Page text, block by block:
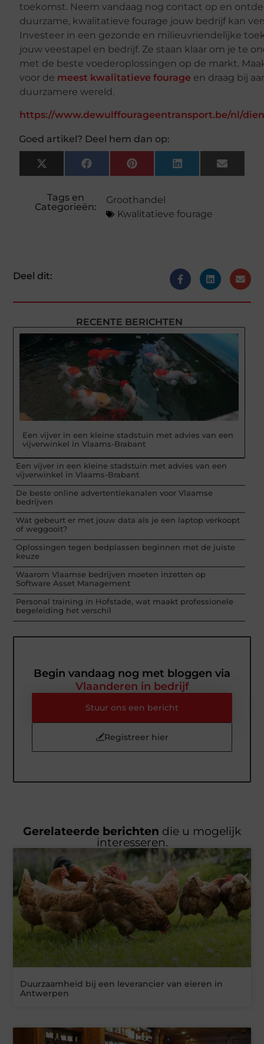
toekomst. Neem vandaag nog contact op en
duurzame, kwalitatieve fourage jouw bedrijf kan
Investeer in een gezonde en milieuvriendelijke
jouw veestapel en bedrijf. Ze staan klaar om je te
met de beste voederoplossingen op de markt.
voor de meest kwalitatieve fourage en draag bij
duurzamere wereld.
https://www.dewulffourageentransport.be/nl/
Goed artikel? Deel hem dan op:
X
(Twitter)
FacebookPinterestLinkedInEmail
Tags en
Categorieën:
Groothandel
Kwalitatieve fourage
Deel dit:
RECENTE BERICHTEN
Een vijver in een kleine stadstuin met advies van een
vijverwinkel in Vlaams-Brabant
Een vijver in een kleine stadstuin met advies van een
vijverwinkel in Vlaams-Brabant
De beste online advertentiekanalen voor Vlaamse
bedrijven
Wat gebeurt er met jouw data als je een laptop verkoopt
of weggooit?
Oplossingen tegen bedplassen beginnen met de juiste
keuze
Waarom Vlaamse bedrijven moeten inzetten op
Software Asset Management
Personal training in Hofstade, wat maakt professionele
begeleiding het verschil
Begin vandaag nog met bloggen via
Vlaanderen in bedrijf
Stuur ons een bericht
Registreer hier
Gerelateerde berichten die u mogelijk
interesseren.
Duurzaamheid bij een leverancier van eieren in
Antwerpen